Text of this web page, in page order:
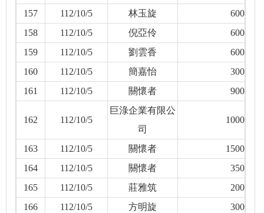
157
112/10/5 林玉旋
600
158
112/10/5 倪亞伶
600
159
112/10/5 劉雲香
600
160
112/10/5 簡嘉怡
300
161
112/10/5 關懷者 900
162 112/10/5
巨淥企業有限公
司
1000
163 112/10/5 關懷者
1500
164
112/10/5 關懷者
350
165
112/10/5 莊雅筑
200
166
112/10/5 方明旋
300